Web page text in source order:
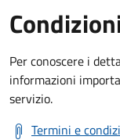
Per conoscere i
informazioni
servizio.
Termini e